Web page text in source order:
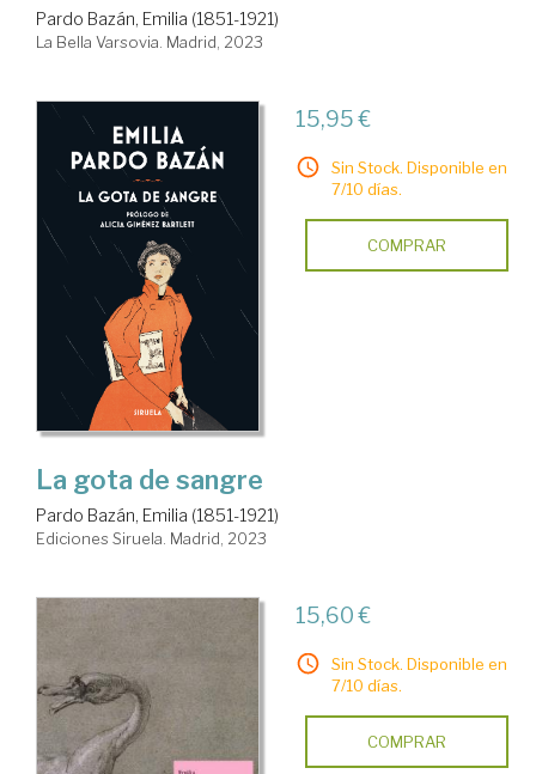
Pardo Bazán, Emilia (1851-1921)
La Bella Varsovia. Madrid, 2023
15,95 €
Sin Stock. Disponible en
7/10 días.
COMPRAR
La gota de sangre
Pardo Bazán, Emilia (1851-1921)
Ediciones Siruela. Madrid, 2023
15,60 €
Sin Stock. Disponible en
7/10 días.
COMPRAR